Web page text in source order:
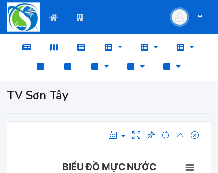
TV Sơn Tây
BIỂU ĐỒ MỰC NƯỚC